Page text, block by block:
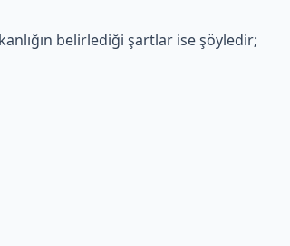
belirlediği şartlar ise şöyledir;